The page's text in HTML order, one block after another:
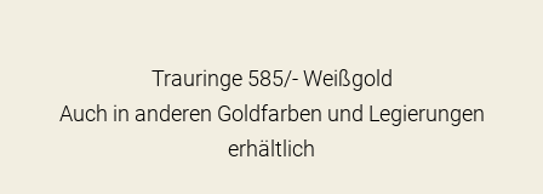
Trauringe 585/- Weißgold
Auch in anderen Goldfarben und Legierungen
erhältlich